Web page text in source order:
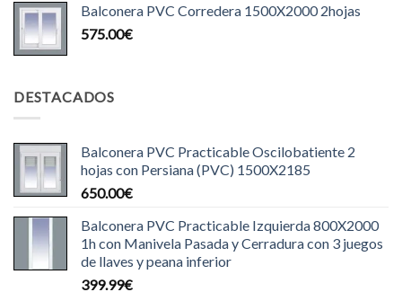
Balconera PVC Corredera 1500X2000 2hojas
575.00€
DESTACADOS
Balconera PVC Practicable Oscilobatiente 2
hojas con Persiana (PVC) 1500X2185
650.00€
Balconera PVC Practicable Izquierda 800X2000
1h con Manivela Pasada y Cerradura con 3 juegos
de llaves y peana inferior
399.99€